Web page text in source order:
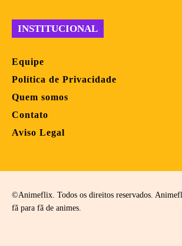
INSTITUCIONAL
Equipe
Política de Privacidade
Quem somos
Contato
Aviso Legal
©Animeflix. Todos os direitos reservados.
fã para fã de animes.